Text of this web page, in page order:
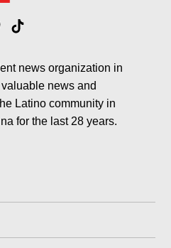
Tik
news organization in
news and
Latino community in
for the last 28 years.